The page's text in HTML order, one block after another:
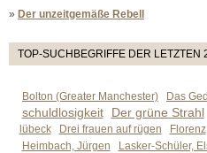
» Der unzeitgemäße Rebell
TOP-SUCHBEGRIFFE DER LETZTEN
Bolton (Greater Manchester) Das
schuldlosigkeit Der grüne Strahl
lübeck
Drei frauen auf rügen Florenz
Heimbach, Jürgen
Lasker-Schüler,